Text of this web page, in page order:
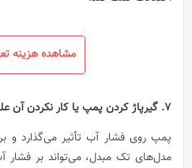
مشاهده هزینه
7. گیرپاژ کردن پمپ یا کار نکردن آن علت بالا رفتن فشار پکیج
پمپ روی فشار آب تأثیر می‌گذارد و
مدل‌های تک مبدل، می‌تواند بر فشار